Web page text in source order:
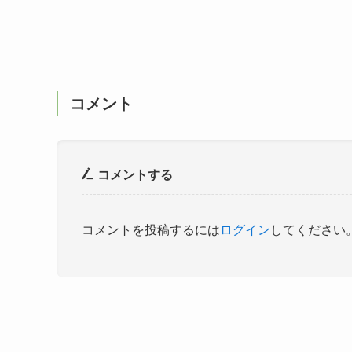
コメント
コメントする
コメントを投稿するには ログイン してください